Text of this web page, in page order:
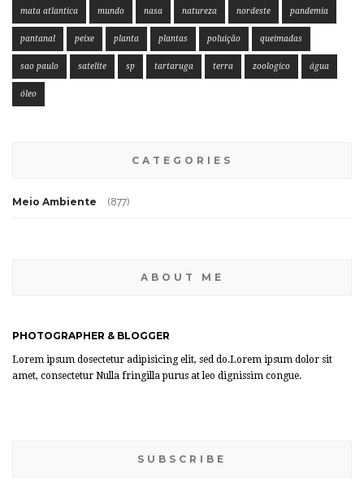
mata atlantica mundo nasa natureza nordeste pandemia
pantanal peixe planta plantas poluição queimadas
sao paulo satelite sp tartaruga terra zoologico água
óleo
CATEGORIES
Meio Ambiente (877)
ABOUT ME
PHOTOGRAPHER & BLOGGER
Lorem ipsum dosectetur adipisicing elit, sed do.Lorem ipsum dolor sit
amet, consectetur Nulla fringilla purus at leo dignissim congue.
SUBSCRIBE